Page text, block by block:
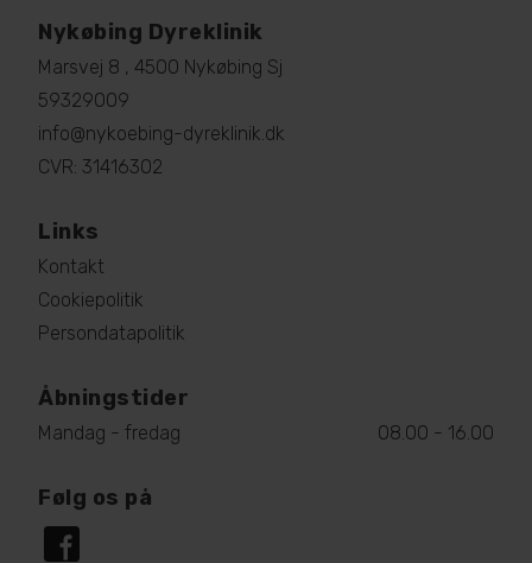
Nykøbing Dyreklinik
Marsvej 8 , 4500 Nykøbing Sj
59329009
info@nykoebing-dyreklinik.dk
CVR: 31416302
Links
Kontakt
Cookiepolitik
Persondatapolitik
Åbningstider
Mandag - fredag 08.00 - 16.00
Følg os på